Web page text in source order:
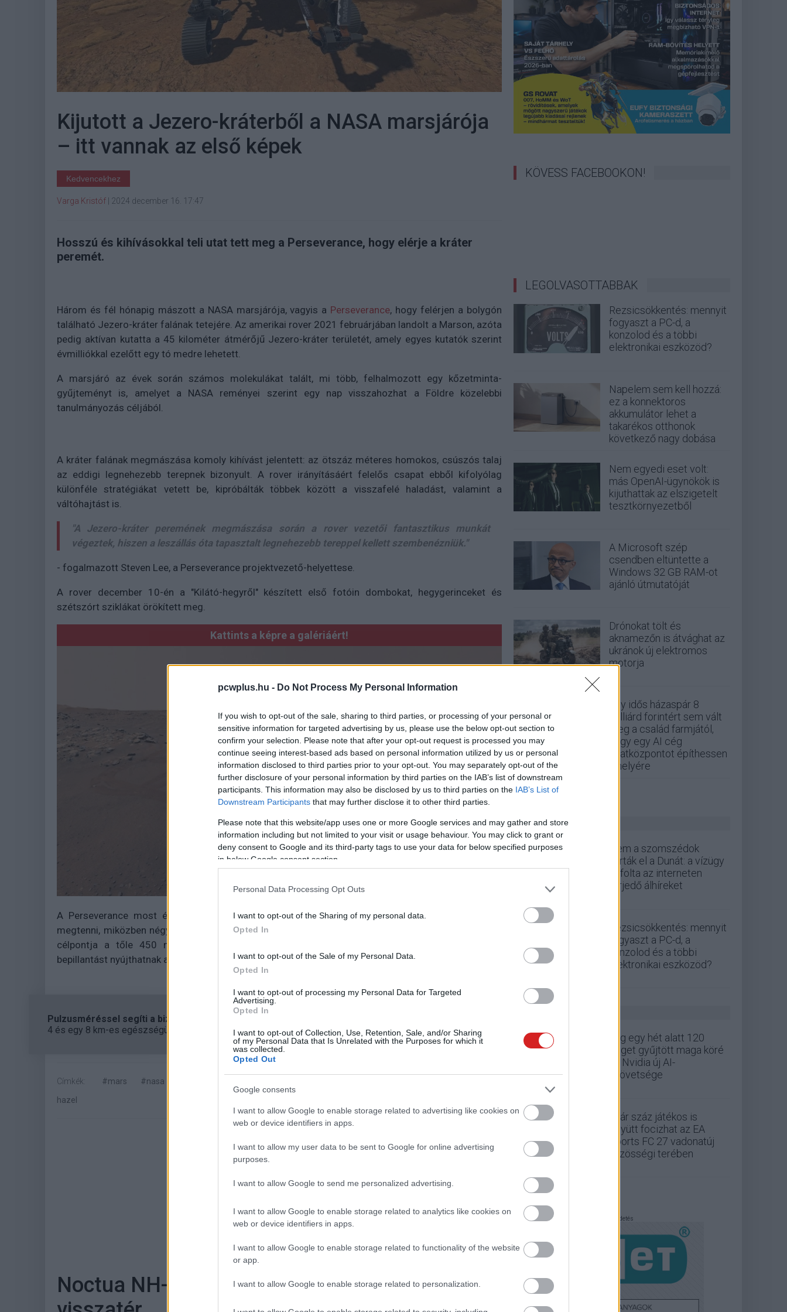
pcwplus.hu - Do Not Process My Personal Information
If you wish to opt-out of the sale, sharing to third parties, or processing of your personal or
sensitive information for targeted advertising by us, please use the below opt-out section to
confirm your selection. Please note that after your opt-out request is processed you may
continue seeing interest-based ads based on personal information utilized by us or personal
information disclosed to third parties prior to your opt-out. You may separately opt-out of the
further disclosure of your personal information by third parties on the IAB’s list of downstream
participants. This information may also be disclosed by us to third parties on the IAB’s List of
Downstream Participants that may further disclose it to other third parties.
Please note that this website/app uses one or more Google services and may gather and store
information including but not limited to your visit or usage behaviour. You may click to grant or
deny consent to Google and its third-party tags to use your data for below specified purposes
in below Google consent section.
Personal Data Processing Opt Outs
I want to opt-out of the Sharing of my personal data.
Opted In
I want to opt-out of the Sale of my Personal Data.
Opted In
I want to opt-out of processing my Personal Data for Targeted
Advertising.
Opted In
I want to opt-out of Collection, Use, Retention, Sale, and/or Sharing
of my Personal Data that Is Unrelated with the Purposes for which it
was collected.
Opted Out
Google consents
I want to allow Google to enable storage related to advertising like cookies on
web or device identifiers in apps.
I want to allow my user data to be sent to Google for online advertising
purposes.
I want to allow Google to send me personalized advertising.
I want to allow Google to enable storage related to analytics like cookies on
web or device identifiers in apps.
I want to allow Google to enable storage related to functionality of the website
or app.
I want to allow Google to enable storage related to personalization.
Kijutott a Jezero-kráterből a NASA marsjárója
– itt vannak az első képek
Kedvencekhez
Varga Kristóf 2024 december 16. 17:47
Hosszú és kihívásokkal teli utat tett meg a Perseverance, hogy elérje a kráter
peremét.
Három és fél hónapig mászott a NASA marsjárója, vagyis a Perseverance, hogy felérjen a bolygón
található Jezero-kráter falának tetejére. Az amerikai rover 2021 februárjában landolt a Marson, azóta
pedig aktívan kutatta a 45 kilométer átmérőjű Jezero-kráter területét, amely egyes kutatók szerint
évmilliókkal ezelőtt egy tó medre lehetett.
A marsjáró az évek során számos molekulákat talált, mi több, felhalmozott egy kőzetminta-
gyűjteményt is, amelyet a NASA reményei szerint egy nap visszahozhat a Földre közelebbi
tanulmányozás céljából.
A kráter falának megmászása komoly kihívást jelentett: az ötszáz méteres homokos, csúszós talaj
az eddigi legnehezebb terepnek bizonyult. A rover irányításáért felelős csapat ebből kifolyólag
különféle stratégiákat vetett be, kipróbálták többek között a visszafelé haladást, valamint a
váltóhajtást is.
"A Jezero-kráter peremének megmászása során a rover vezetői fantasztikus munkát
végeztek, hiszen a leszállás óta tapasztalt legnehezebb tereppel kellett szembenézniük."
- fogalmazott Steven Lee, a Perseverance projektvezető-helyettese.
A rover december 10-én a "Kilátó-hegyről" készített első fotóin dombokat, hegygerinceket és
szétszórt sziklákat örökített meg.
Kattints a képre a galériáért!
A Perseverance most észak felé veszi az irányt: a tervek szerint nagyjából 6,5 kilométert fog
megtenni, miközben négy, geológiai szempontból különösen érdekes pontot fog felkeresni. Az első
célpontja a tőle 450 méterre található Witch Hazel domb lesz, amelynek különböző rétegei
bepillantást nyújthatnak a Mars múltjába.
Pulzusméréssel segíti a biztonságos mozgást az új balatoni kardioösvény (X)
4 és egy 8 km-es egészségügyi tanösvény nyílt Balatonalmádiban.
Címkék: #mars #nasa
hazel
Hozzászólások
Noctua NH-D15 G2 teszt - a két torony
KÖVESS FACEBOOKON!
LEGOLVASOTTABBAK
Rezsicsökkentés: mennyit
fogyaszt a PC-d, a
konzolod és a többi
elektronikai eszközöd?
Napelem sem kell hozzá:
ez a konnektoros
akkumulátor lehet a
takarékos otthonok
következő nagy dobása
Nem egyedi eset volt:
más OpenAI-ügynökök is
kijuthattak az elszigetelt
tesztkörnyezetből
A Microsoft szép
csendben eltüntette a
Windows 32 GB RAM-ot
ajánló útmutatóját
Drónokat tölt és
aknamezőn is átvághat az
ukránok új elektromos
motorja
Egy idős házaspár 8
milliárd forintért sem vált
meg a család farmjától,
hogy egy AI cég
adatközpontot építhessen
a helyére
ZÖLD PÁLYA
Nem a szomszédok
zárták el a Dunát: a vízügy
cáfolta az interneten
terjedő álhíreket
Rezsicsökkentés: mennyit
fogyaszt a PC-d, a
konzolod és a többi
elektronikai eszközöd?
Alig egy hét alatt 120
céget gyűjtött maga köré
az Nvidia új AI-
szövetsége
Akár száz játékos is
együtt focizhat az EA
Sports FC 27 vadonatúj
közösségi terében
Hirdetés